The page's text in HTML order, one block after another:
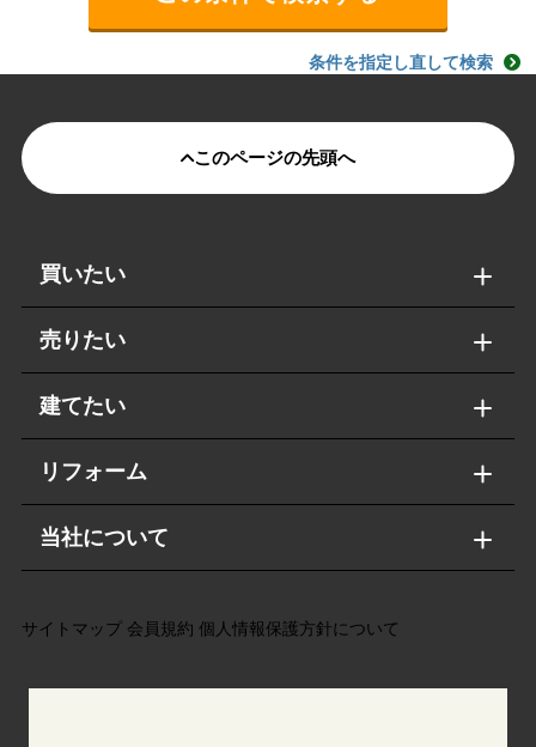
条件を指定し直して検索
このページの先頭へ
買いたい
売りたい
建てたい
リフォーム
当社について
サイトマップ 会員規約 個人情報保護方針について